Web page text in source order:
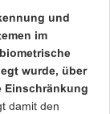
und
im
wurde, über
Einschränkung
damit den